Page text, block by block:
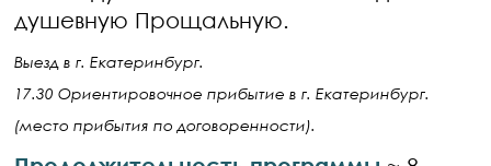
душевную Прощальную.
Выезд в г. Екатеринбург.
17.30 Ориентировочное прибытие в г. Екатеринбург.
(место прибытия по договоренности).